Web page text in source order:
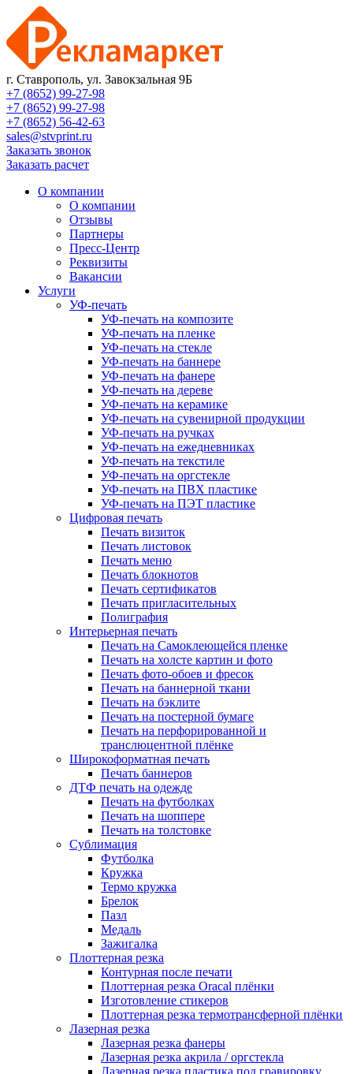
г. Ставрополь, ул. Завокзальная 9Б
+7 (8652) 99-27-98
+7 (8652) 99-27-98
+7 (8652) 56-42-63
sales@stvprint.ru
Заказать звонок
Заказать расчет
О компании
О компании
Отзывы
Партнеры
Пресс-Центр
Реквизиты
Вакансии
Услуги
УФ-печать
УФ-печать на композите
УФ-печать на пленке
УФ-печать на стекле
УФ-печать на баннере
УФ-печать на фанере
УФ-печать на дереве
УФ-печать на керамике
УФ-печать на сувенирной продукции
УФ-печать на ручках
УФ-печать на ежедневниках
УФ-печать на текстиле
УФ-печать на оргстекле
УФ-печать на ПВХ пластике
УФ-печать на ПЭТ пластике
Цифровая печать
Печать визиток
Печать листовок
Печать меню
Печать блокнотов
Печать сертификатов
Печать пригласительных
Полиграфия
Интерьерная печать
Печать на Самоклеющейся пленке
Печать на холсте картин и фото
Печать фото-обоев и фресок
Печать на баннерной ткани
Печать на бэклите
Печать на постерной бумаге
Печать на перфорированной и
транслюцентной плёнке
Широкоформатная печать
Печать баннеров
ДТФ печать на одежде
Печать на футболках
Печать на шоппере
Печать на толстовке
Сублимация
Футболка
Кружка
Термо кружка
Брелок
Пазл
Медаль
Зажигалка
Плоттерная резка
Контурная после печати
Плоттерная резка Oracal плёнки
Изготовление стикеров
Плоттерная резка термотрансферной плёнки
Лазерная резка
Лазерная резка фанеры
Лазерная резка акрила / оргстекла
Лазерная резка пластика под гравировку